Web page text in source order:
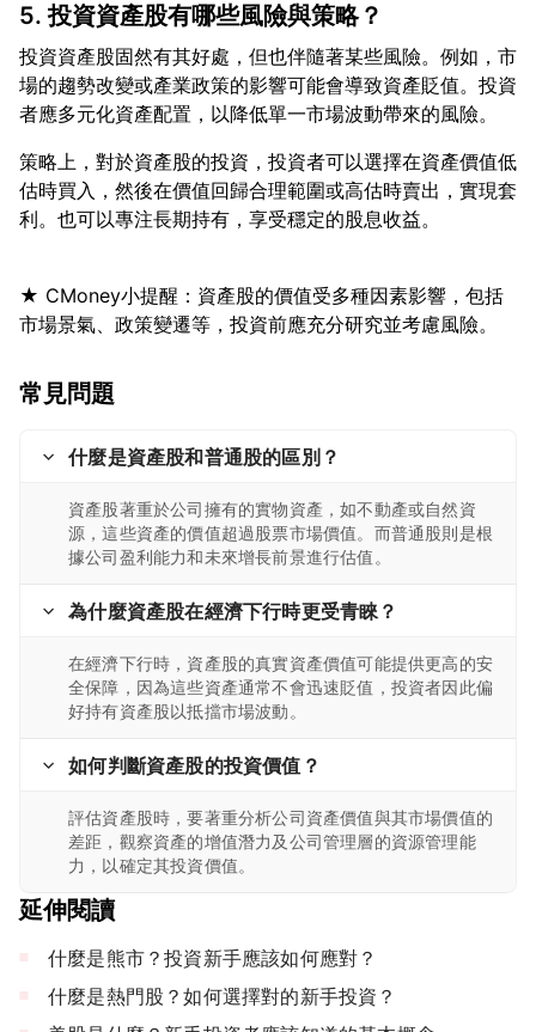
5. 投資資產股有哪些風險與策略？
投資資產股固然有其好處，但也伴隨著某些風險。例如，市
場的趨勢改變或產業政策的影響可能會導致資產貶值。投資
策略上，對於資產股的投資，投資者可以選擇在資產價值低
估時買入，然後在價值回歸合理範圍或高估時賣出，實現套
★ CMoney小提醒：資產股的價值受多種因素影響，包括
常見問題
什麼是資產股和普通股的區別？
資產股著重於公司擁有的實物資產，如不動產或自然資
源，這些資產的價值超過股票市場價值。而普通股則是根
據公司盈利能力和未來增長前景進行估值。
為什麼資產股在經濟下行時更受青睞？
在經濟下行時，資產股的真實資產價值可能提供更高的安
全保障，因為這些資產通常不會迅速貶值，投資者因此偏
好持有資產股以抵擋市場波動。
如何判斷資產股的投資價值？
評估資產股時，要著重分析公司資產價值與其市場價值的
差距，觀察資產的增值潛力及公司管理層的資源管理能
力，以確定其投資價值。
延伸閱讀
什麼是熊市？投資新手應該如何應對？
什麼是熱門股？如何選擇對的新手投資？